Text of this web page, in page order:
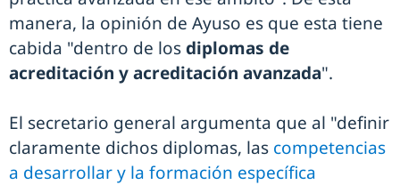
manera, la opinión de Ayuso es que esta tiene
cabida "dentro de los diplomas de
acreditación y acreditación avanzada".
El secretario general argumenta que al "definir
claramente dichos diplomas, las competencias
a desarrollar y la formación específica